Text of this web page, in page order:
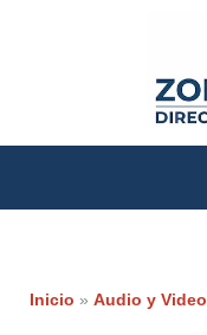
Inicio » Audio y Video